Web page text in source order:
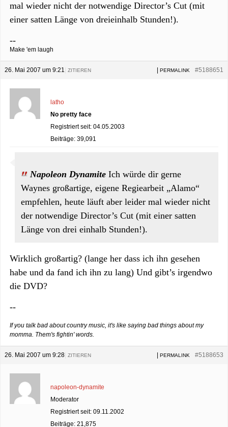
mal wieder nicht der notwendige Director’s Cut (mit
einer satten Länge von dreieinhalb Stunden!).
--
Make 'em laugh
26. Mai 2007 um 9:21 #5188651
PERMALINK
ZITIEREN
latho
No pretty face
Registriert seit: 04.05.2003
Beiträge: 39,091
Napoleon Dynamite Ich würde dir gerne
Waynes großartige, eigene Regiearbeit „Alamo“
empfehlen, heute läuft aber leider mal wieder nicht
der notwendige Director’s Cut (mit einer satten
Länge von drei einhalb Stunden!).
Wirklich großartig? (lange her dass ich ihn gesehen
habe und da fand ich ihn zu lang) Und gibt’s irgendwo
die DVD?
--
If you talk bad about country music, it's like saying bad things about my
momma. Them's fightin' words.
26. Mai 2007 um 9:28 #5188653
PERMALINK
ZITIEREN
napoleon-dynamite
Moderator
Registriert seit: 09.11.2002
Beiträge: 21,875